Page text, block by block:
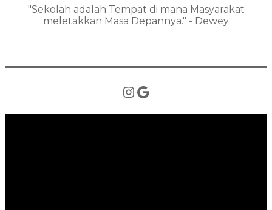
"Sekolah adalah Tempat di mana Masyarakat
meletakkan Masa Depannya." - Dewey
Instagram
Google